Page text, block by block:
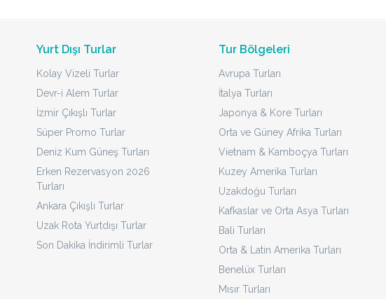
Yurt Dışı Turlar
Kolay Vizeli Turlar
Devr-i Alem Turlar
İzmir Çıkışlı Turlar
Süper Promo Turlar
Deniz Kum Güneş Turları
Erken Rezervasyon 2026
Turları
Ankara Çıkışlı Turlar
Uzak Rota Yurtdışı Turlar
Son Dakika İndirimli Turlar
Tur Bölgeleri
Avrupa Turları
İtalya Turları
Japonya & Kore Turları
Orta ve Güney Afrika Turları
Vietnam & Kamboçya Turları
Kuzey Amerika Turları
Uzakdoğu Turları
Kafkaslar ve Orta Asya Turları
Bali Turları
Orta & Latin Amerika Turları
Benelüx Turları
Mısır Turları